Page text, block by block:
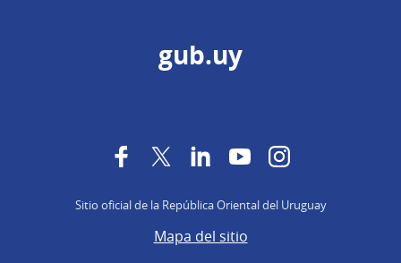
gub.uy
FacebookTwitter LinkedInYouTubeInstagram
Sitio oficial de la República Oriental del Uruguay
Mapa del sitio